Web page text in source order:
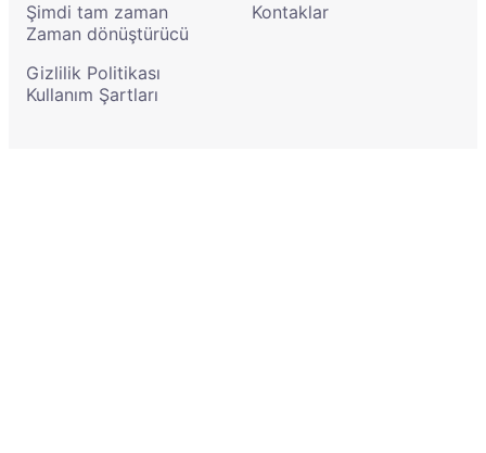
Şimdi tam zaman
Zaman dönüştürücü
Kontaklar
Gizlilik Politikası
Kullanım Şartları